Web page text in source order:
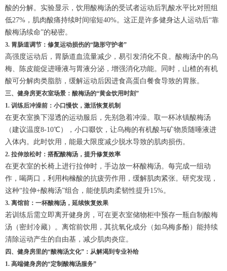
酸的分解。实验显示，饮用酸梅汤的受试者运动后乳酸水平比对照组
低27%，肌肉酸痛持续时间缩短40%。这正是许多健身达人运动后“靠
酸梅汤续命”的秘密。
3. 胃肠道调节：修复运动损伤的“隐形守护者”
高强度运动后，胃肠道血流量减少，易引发消化不良。酸梅汤中的乌
梅、陈皮能促进唾液与胃液分泌，增强消化功能。同时，山楂的有机
酸可分解肉类脂肪，缓解运动后因进食高蛋白餐食导致的胃胀。
三、健身房更衣室场景：酸梅汤的“黄金饮用时刻”
1. 训练后冲澡前：小口慢饮，激活恢复机制
在更衣室换下湿透的运动服后，先别急着冲澡。取一杯冰镇酸梅汤
（建议温度8-10℃），小口啜饮，让乌梅的有机酸与矿物质随唾液进
入体内。此时饮用，能最大限度减少脱水导致的肌肉损伤。
2. 拉伸放松时：搭配酸梅汤，提升修复效率
在更衣室的长椅上进行拉伸时，手边放一杯酸梅汤。每完成一组动
作，喝两口，利用枸橼酸的抗疲劳作用，缓解肌肉紧张。研究发现，
这种“拉伸+酸梅汤”组合，能使肌肉柔韧性提升15%。
3. 离馆前：一杯酸梅汤，延续恢复效果
若训练后需立即离开健身房，可在更衣室储物柜中预存一瓶自制酸梅
汤（密封冷藏）。离馆前饮用，其抗氧化成分（如乌梅多酚）能持续
清除运动产生的自由基，减少肌肉炎症。
四、健身房里的“酸梅汤文化”：从解渴到专业补给
1. 高端健身房的“定制酸梅汤服务”